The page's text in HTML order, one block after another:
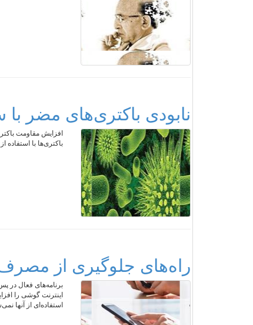
نابودی باکتری‌های مضر با
افزایش مقاومت
باکتری‌ها با
راه‌های جلوگیری از مصرف
برنامه‌های فعال در
اینترنت گوشی را
استفاده‌ای از آنها